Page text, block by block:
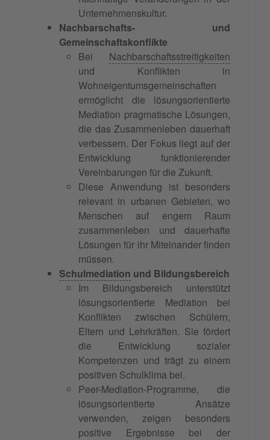
Unternehmenskultur.
Nachbarschafts- und
Gemeinschaftskonflikte
Bei Nachbarschaftsstreitigkeiten
und Konflikten in
Wohneigentumsgemeinschaften
ermöglicht die lösungsorientierte
Mediation pragmatische Lösungen,
die das Zusammenleben dauerhaft
verbessern. Der Fokus liegt auf der
Entwicklung funktionierender
Vereinbarungen für die Zukunft.
Diese Anwendung ist besonders
relevant in urbanen Gebieten, wo
Menschen auf engem Raum
zusammenleben und dauerhafte
Lösungen für ihr Miteinander finden
müssen.
Schulmediation und Bildungsbereich
Im Bildungsbereich unterstützt
lösungsorientierte Mediation bei
Konflikten zwischen Schülern,
Eltern und Lehrkräften. Sie fördert
die Entwicklung sozialer
Kompetenzen und trägt zu einem
positiven Schulklima bei.
Peer-Mediation-Programme, die
lösungsorientierte Ansätze
verwenden, zeigen besonders
positive Ergebnisse bei der